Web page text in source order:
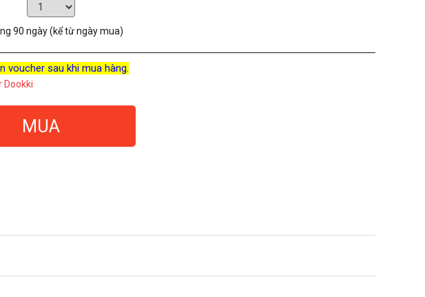
90 ngày (kể từ ngày mua)
voucher sau khi mua hàng.
Dookki
MUA